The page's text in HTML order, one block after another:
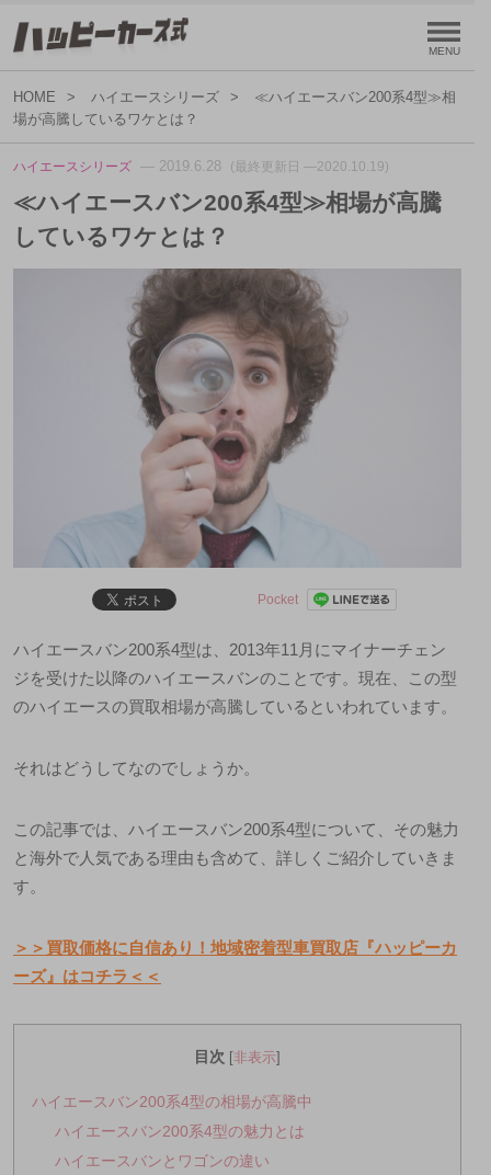
HOME ハイエースシリーズ
≪ハイエースバン200系4型≫相
場が高騰しているワケとは？
ハイエースシリーズ — 2019.6.28 (最終更新日 —2020.10.19)
≪ハイエースバン200系4型≫相場が高騰
しているワケとは？
Pocket
ハイエースバン200系4型は、2013年11月にマイナーチェン
ジを受けた以降のハイエースバンのことです。現在、この型
のハイエースの買取相場が高騰しているといわれています。
それはどうしてなのでしょうか。
この記事では、ハイエースバン200系4型について、その魅力
と海外で人気である理由も含めて、詳しくご紹介していきま
す。
＞＞買取価格に自信あり！地域密着型車買取店『ハッピーカ
ーズ』はコチラ＜＜
目次 [非表示]
ハイエースバン200系4型の相場が高騰中
ハイエースバン200系4型の魅力とは
ハイエースバンとワゴンの違い